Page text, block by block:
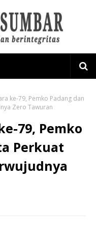
ke-79, Pemko Padang dan
Zero Tawuran
79, Pemko
Perkuat